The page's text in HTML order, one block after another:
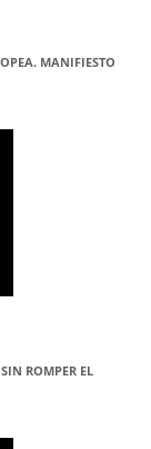
MANIFIESTO
ROMPER EL